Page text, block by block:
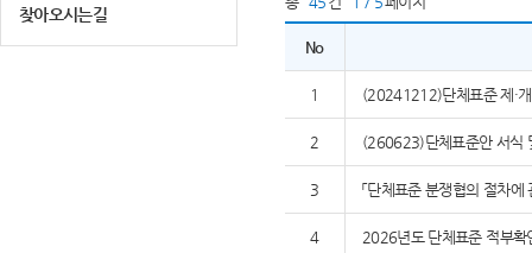
찾아오시는길
No
1 (20241212)단체표준 제·
2 (260623)단체표준안 서식
3 「단체표준 분쟁협의 절차에
4 2026년도 단체표준 적부확